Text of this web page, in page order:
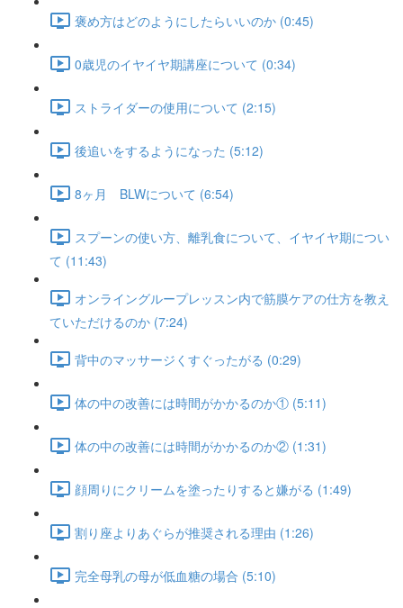
褒め方はどのようにしたらいいのか (0:45)
0歳児のイヤイヤ期講座について (0:34)
ストライダーの使用について (2:15)
後追いをするようになった (5:12)
8ヶ月 BLWについて (6:54)
スプーンの使い方、離乳食について、イヤイヤ期につい
て (11:43)
オンライングループレッスン内で筋膜ケアの仕方を教え
ていただけるのか (7:24)
背中のマッサージくすぐったがる (0:29)
体の中の改善には時間がかかるのか① (5:11)
体の中の改善には時間がかかるのか② (1:31)
顔周りにクリームを塗ったりすると嫌がる (1:49)
割り座よりあぐらが推奨される理由 (1:26)
完全母乳の母が低血糖の場合 (5:10)